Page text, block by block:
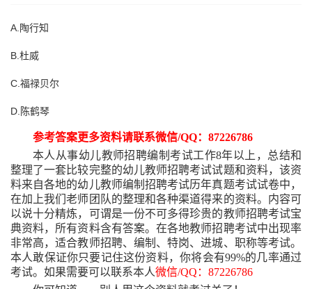
A.陶行知
B.杜威
C.福禄贝尔
D.陈鹤琴
参考答案更多资料请联系微信/QQ：87226786
本人从事幼儿教师招聘编制考试工作8年以上，总结和
整理了一套比较完整的幼儿教师招聘考试试题和资料，该资
料来自各地的幼儿教师编制招聘考试历年真题考试试卷中，
在加上我们老师团队的整理和各种渠道得来的资料。内容可
以说十分精炼，可谓是一份不可多得珍贵的教师招聘考试宝
典资料，所有资料含有答案。在各地教师招聘考试中出现率
非常高，适合教师招聘、编制、特岗、进城、职称等考试。
本人敢保证你只要记住这份资料，你将会有99%的几率通过
考试。如果需要可以联系本人微信/QQ：87226786